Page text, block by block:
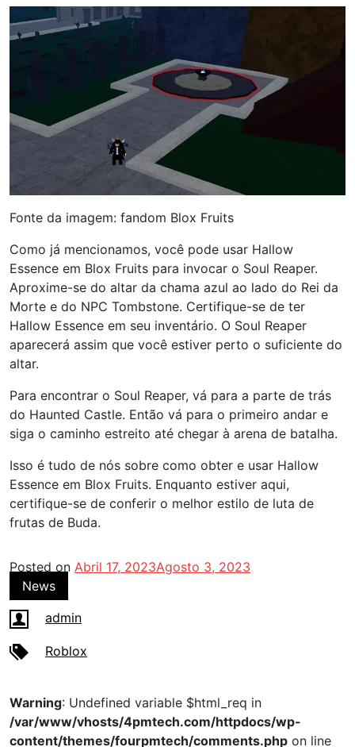
Fonte da imagem: fandom Blox Fruits
Como já mencionamos, você pode usar Hallow
Essence em Blox Fruits para invocar o Soul Reaper.
Aproxime-se do altar da chama azul ao lado do Rei da
Morte e do NPC Tombstone. Certifique-se de ter
Hallow Essence em seu inventário. O Soul Reaper
aparecerá assim que você estiver perto o suficiente do
altar.
Para encontrar o Soul Reaper, vá para a parte de trás
do Haunted Castle. Então vá para o primeiro andar e
siga o caminho estreito até chegar à arena de batalha.
Isso é tudo de nós sobre como obter e usar Hallow
Essence em Blox Fruits. Enquanto estiver aqui,
certifique-se de conferir o melhor estilo de luta de
frutas de Buda.
Posted on Abril 17, 2023Agosto 3, 2023
News
admin
Roblox
Warning: Undefined variable $html_req in
/var/www/vhosts/4pmtech.com/httpdocs/wp-
content/themes/fourpmtech/comments.php on line